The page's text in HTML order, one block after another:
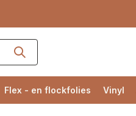
Flex - en flockfolies Vinyl